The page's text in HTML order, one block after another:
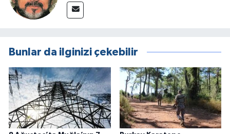
Bunlar da ilginizi çekebilir